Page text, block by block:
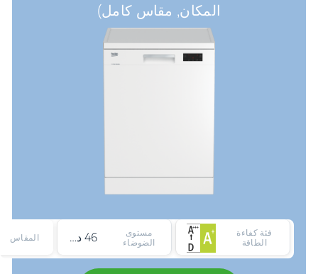
المكان, مقاس كامل)
فئة كفاءة
الطاقة
مستوى
الضوضاء
46 ديسيبل المقاس